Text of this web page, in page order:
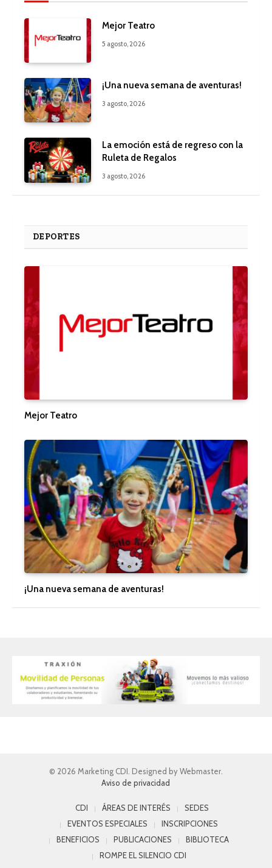
Mejor Teatro
5 agosto, 2026
¡Una nueva semana de aventuras!
3 agosto, 2026
La emoción está de regreso con la
Ruleta de Regalos
3 agosto, 2026
DEPORTES
Mejor Teatro
¡Una nueva semana de aventuras!
© 2026 Marketing CDI. Designed by Webmaster.
Aviso de privacidad
CDI ÁREAS DE INTERÉS
SEDES
EVENTOS ESPECIALES
INSCRIPCIONES
BENEFICIOS
PUBLICACIONES
BIBLIOTECA
ROMPE EL SILENCIO CDI